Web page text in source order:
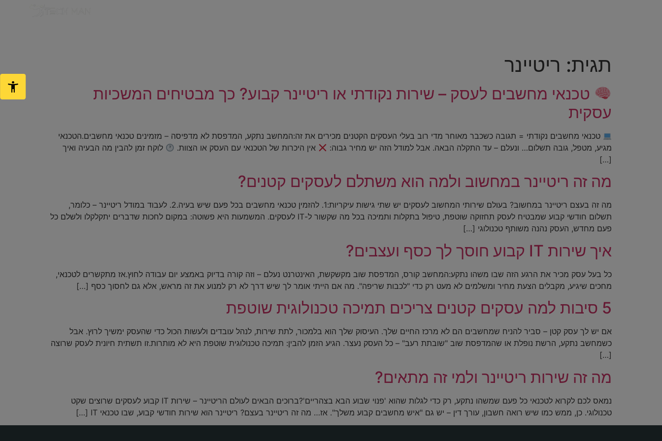
תגית: ריטיינר
טכנאי מחשבים לעסק – שירות נקודתי או ריטיינר קבוע? כך מבטיחים המשכיות
עסקית
טכנאי מחשבים נקודתי = תגובה כשכבר מאוחר מדי רוב בעלי העסקים הקטנים מכירים את זה:המחשב נתקע, המדפסת לא מדפיסה – מזמינים טכנאי מחשבים.הטכנאי
מגיע, מטפל, גובה תשלום… ונעלם – עד התקלה הבאה. אבל למודל הזה יש מחיר גבוה:
אין היכרות של הטכנאי עם העסק או הצוות.
לוקח זמן להבין מה הבעיה ואיך
[…]
מה זה ריטיינר במחשוב ולמה הוא משתלם לעסקים קטנים?
מה זה בעצם ריטיינר במחשוב? בעולם שירותי המחשוב לעסקים יש שתי גישות עיקריות:1. להזמין טכנאי מחשבים בכל פעם שיש בעיה.2. לעבוד במודל ריטיינר – כלומר,
תשלום חודשי קבוע שמבטיח לעסק תחזוקה שוטפת, טיפול בתקלות ותמיכה בכל מה שקשור ל-IT לעסקים. המשמעות היא פשוטה: במקום לחכות שדברים יתקלקלו ולשלם כל
פעם מחדש, העסק נהנה משותף טכנולוגי […]
איך שירות IT קבוע חוסך לך כסף ועצבים?
כל בעל עסק מכיר את הרגע הזה שבו משהו נתקע:המחשב קורס, המדפסת שוב מקשקשת, האינטרנט נעלם – וזה קורה בדיוק באמצע יום עבודה לחוץ.אז מתקשרים לטכנאי,
מחכים שיגיע, מקבלים הצעת מחיר ומשלמים לא מעט רק כדי "לכבות שריפה". מה אם הייתי אומר לך שיש דרך לא רק למנוע את זה מראש, אלא גם לחסוך כסף […]
5 סיבות למה עסקים קטנים צריכים תמיכה טכנולוגית שוטפת
אם יש לך עסק קטן – סביר להניח שמחשבים הם לא מרכז החיים שלך. העיסוק שלך הוא בלמכור, לתת שירות, לנהל עובדים ולעשות הכול כדי שהעסק ימשיך לרוץ. אבל
כשמחשב נתקע, הרשת נופלת או שהמדפסת שוב "שובתת רעב" – כל העסק נעצר. הגיע הזמן להבין: תמיכה טכנולוגית שוטפת היא לא מותרות.זו תשתית חיונית לעסק שרוצה
[…]
מה זה שירות ריטיינר ולמי זה מתאים?
נמאס לכם לקרוא לטכנאי כל פעם שמשהו נתקע, רק כדי לגלות שהוא 'פנוי שבוע הבא בצהריים'?ברוכים הבאים לעולם הריטיינר – שירות IT קבוע לעסקים שרוצים שקט
טכנולוגי. כן, ממש כמו שיש רואה חשבון, עורך דין – יש גם "איש מחשבים קבוע משלך". אז… מה זה ריטיינר בעצם? ריטיינר הוא שירות חודשי קבוע, שבו טכנאי IT […]